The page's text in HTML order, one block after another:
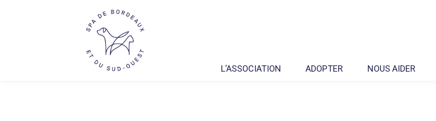
L’ASSOCIATION ADOPTER NOUS AIDER